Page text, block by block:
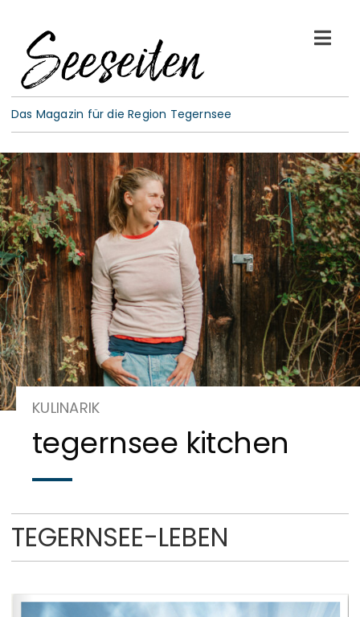
content
See-Leben
Kulinarik
Gespräche
E-Paper
ABO
Werben
Das Magazin für die Region Tegernsee
KULINARIK
tegernsee kitchen
TEGERNSEE-LEBEN